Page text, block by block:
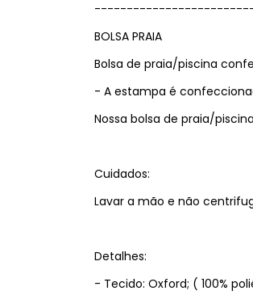
BOLSA PRAIA
Bolsa de praia/piscina
- A estampa é
Nossa bolsa de praia/
Cuidados:
Lavar a mão e não
Detalhes:
- Tecido: Oxford; ( 100%